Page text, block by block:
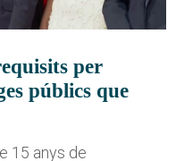
per
públics que
15 anys de